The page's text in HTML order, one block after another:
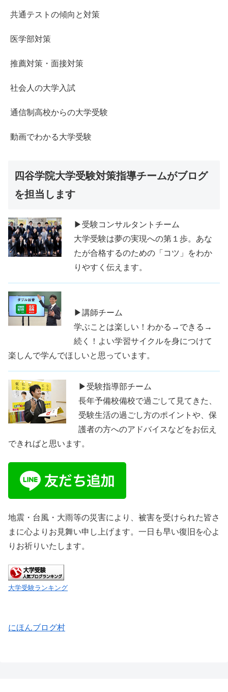
共通テストの傾向と対策
医学部対策
推薦対策・面接対策
社会人の大学入試
通信制高校からの大学受験
動画でわかる大学受験
四谷学院大学受験対策指導チームがブログ
を担当します
▶受験コンサルタントチーム
大学受験は夢の実現への第１歩。あな
たが合格するのための「コツ」をわか
りやすく伝えます。
▶講師チーム
学ぶことは楽しい！わかる→できる→
続く！よい学習サイクルを身につけて
楽しんで学んでほしいと思っています。
▶受験指導部チーム
長年予備校備校で過ごして見てきた、
受験生活の過ごし方のポイントや、保
護者の方へのアドバイスなどをお伝え
できればと思います。
地震・台風・大雨等の災害により、被害を受けられた皆さ
まに心よりお見舞い申し上げます。一日も早い復旧を心よ
りお祈りいたします。
大学受験ランキング
にほんブログ村